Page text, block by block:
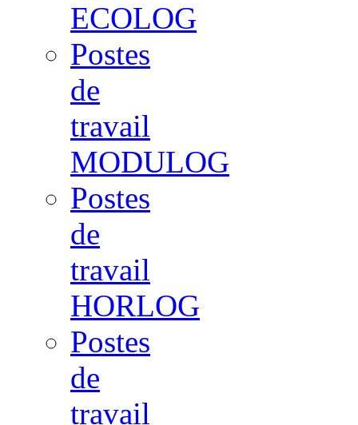
ECOLOG
Postes
de
travail
MODULOG
Postes
de
travail
HORLOG
Postes
de
travail